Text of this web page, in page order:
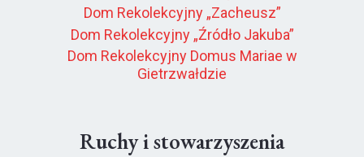
Dom Rekolekcyjny „Zacheusz”
Dom Rekolekcyjny „Źródło Jakuba”
Dom Rekolekcyjny Domus Mariae w
Gietrzwałdzie
Ruchy i stowarzyszenia